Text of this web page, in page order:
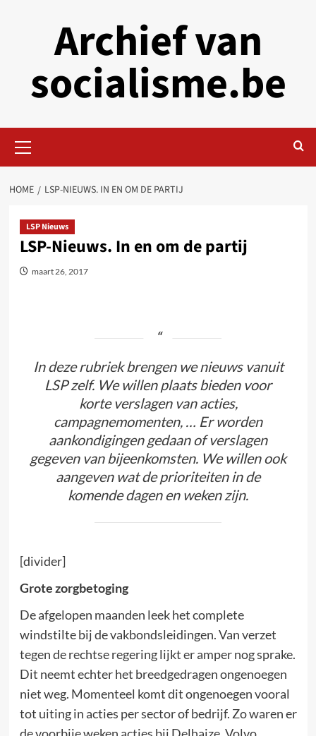
Archief van
socialisme.be
Menu
HOME LSP-NIEUWS. IN EN OM DE PARTIJ
LSP Nieuws
LSP-Nieuws. In en om de partij
maart 26, 2017
In deze rubriek brengen we nieuws vanuit
LSP zelf. We willen plaats bieden voor
korte verslagen van acties,
campagnemomenten, … Er worden
aankondigingen gedaan of verslagen
gegeven van bijeenkomsten. We willen ook
aangeven wat de prioriteiten in de
komende dagen en weken zijn.
[divider]
Grote zorgbetoging
De afgelopen maanden leek het complete
windstilte bij de vakbondsleidingen. Van verzet
tegen de rechtse regering lijkt er amper nog sprake.
Dit neemt echter het breedgedragen ongenoegen
niet weg. Momenteel komt dit ongenoegen vooral
tot uiting in acties per sector of bedrijf. Zo waren er